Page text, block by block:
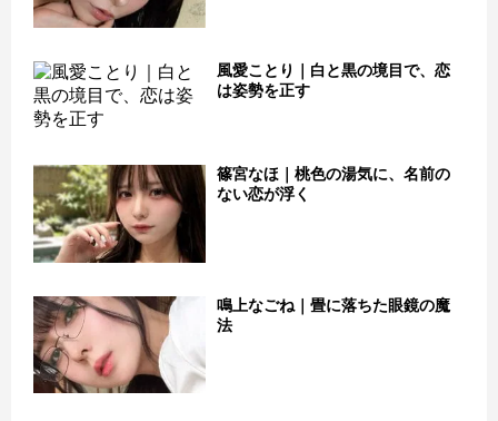
風愛ことり｜白と黒の境目で、恋
は姿勢を正す
篠宮なほ｜桃色の湯気に、名前の
ない恋が浮く
鳴上なごね｜畳に落ちた眼鏡の魔
法